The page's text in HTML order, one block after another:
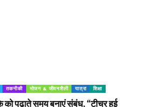
तकनीकी भोजन & जीवनशैली यात्रा शिक्षा
पढ़ाते समय बनाएं संबंध, “टीचर हुई